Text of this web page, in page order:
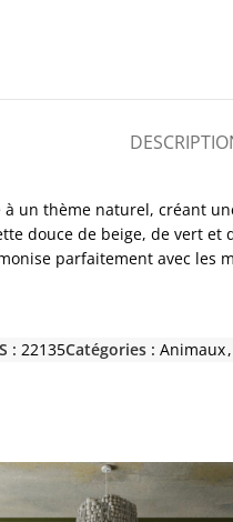
un thème naturel, créant
douce de beige, de vert
parfaitement avec
: 22135Catégories : Animaux,